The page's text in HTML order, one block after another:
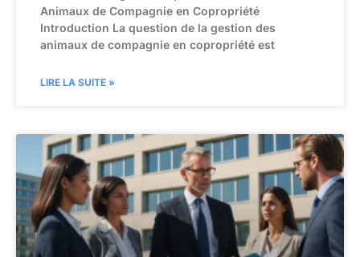
Animaux de Compagnie en Copropriété
Introduction La question de la gestion des
animaux de compagnie en copropriété est
LIRE LA SUITE »